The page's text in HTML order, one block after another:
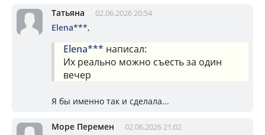
Татьяна 02.06.2026 20:54
Elena***,
Elena*** написал:
Их реально можно съесть за один
вечер
Я бы именно так и сделала...
Море Перемен 02.06.2026 21:02